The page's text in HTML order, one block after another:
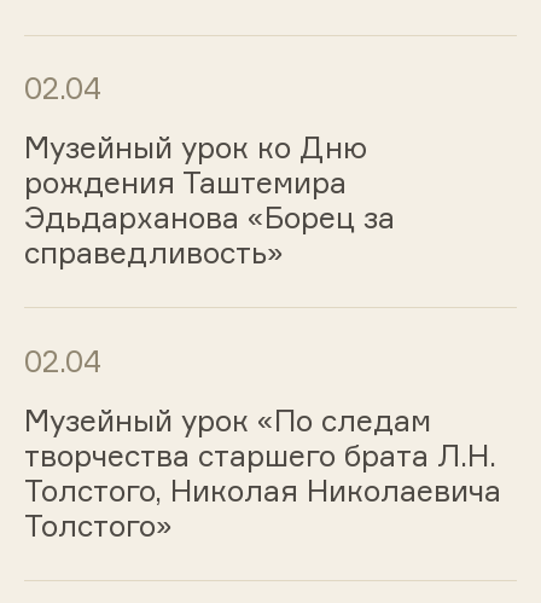
02.04
Музейный урок ко Дню
рождения Таштемира
Эдьдарханова «Борец за
справедливость»
02.04
Музейный урок «По следам
творчества старшего брата Л.Н.
Толстого, Николая Николаевича
Толстого»